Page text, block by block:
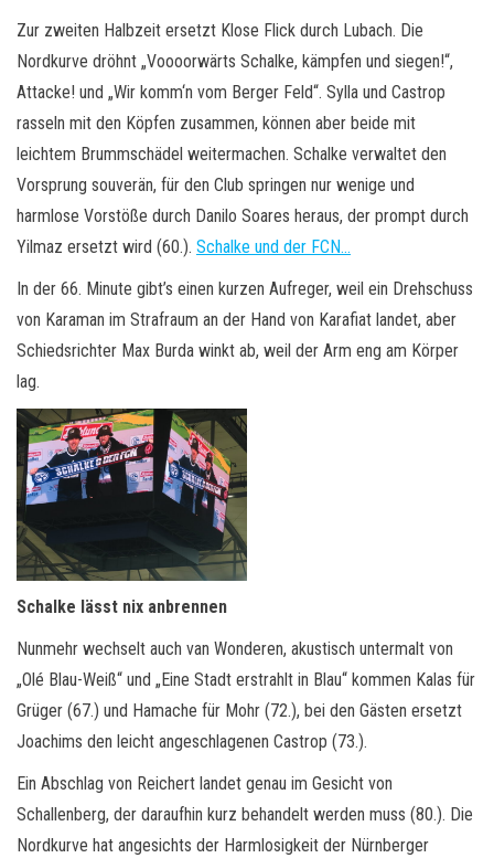
Zur zweiten Halbzeit ersetzt Klose Flick durch Lubach. Die
Nordkurve dröhnt „Voooorwärts Schalke, kämpfen und siegen!“,
Attacke! und „Wir komm‘n vom Berger Feld“. Sylla und Castrop
rasseln mit den Köpfen zusammen, können aber beide mit
leichtem Brummschädel weitermachen. Schalke verwaltet den
Vorsprung souverän, für den Club springen nur wenige und
harmlose Vorstöße durch Danilo Soares heraus, der prompt durch
Yilmaz ersetzt wird (60.). Schalke und der FCN…
In der 66. Minute gibt’s einen kurzen Aufreger, weil ein Drehschuss
von Karaman im Strafraum an der Hand von Karafiat landet, aber
Schiedsrichter Max Burda winkt ab, weil der Arm eng am Körper
lag.
Schalke lässt nix anbrennen
Nunmehr wechselt auch van Wonderen, akustisch untermalt von
„Olé Blau-Weiß“ und „Eine Stadt erstrahlt in Blau“ kommen Kalas für
Grüger (67.) und Hamache für Mohr (72.), bei den Gästen ersetzt
Joachims den leicht angeschlagenen Castrop (73.).
Ein Abschlag von Reichert landet genau im Gesicht von
Schallenberg, der daraufhin kurz behandelt werden muss (80.). Die
Nordkurve hat angesichts der Harmlosigkeit der Nürnberger